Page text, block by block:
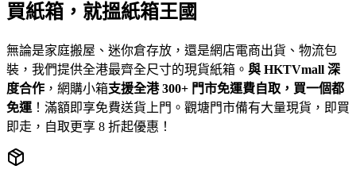
買紙箱，就搵紙箱王國
無論是家庭搬屋、迷你倉存放，還是網店電商出貨、物流包
裝，我們提供全港最齊全尺寸的現貨紙箱。 與 HKTVmall 深
度合作 ，網購小箱支援全港 300+ 門市免運費自取，買一個都
免運 ！滿額即享免費送貨上門。觀塘門市備有大量現貨，即買
即走，自取更享 8 折起優惠！